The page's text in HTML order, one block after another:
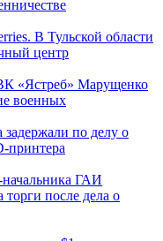
В Тульской области
центр
«Ястреб» Марущенко
военных
по делу о
начальника ГАИ
торги после дела о